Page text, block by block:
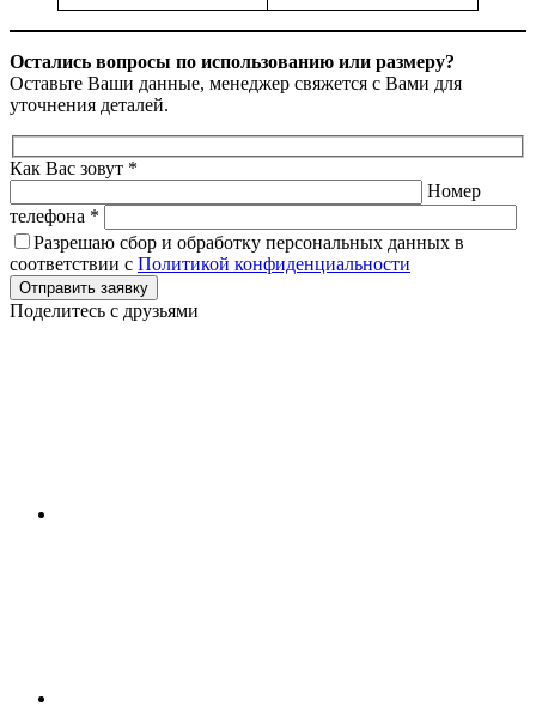
Остались вопросы по использованию или размеру?
Оставьте Ваши данные, менеджер свяжется с Вами для
уточнения деталей.
Как Вас зовут *
Номер
телефона *
Разрешаю сбор и обработку персональных данных в
соответствии с Политикой конфиденциальности
Отправить заявку
Поделитесь с друзьями